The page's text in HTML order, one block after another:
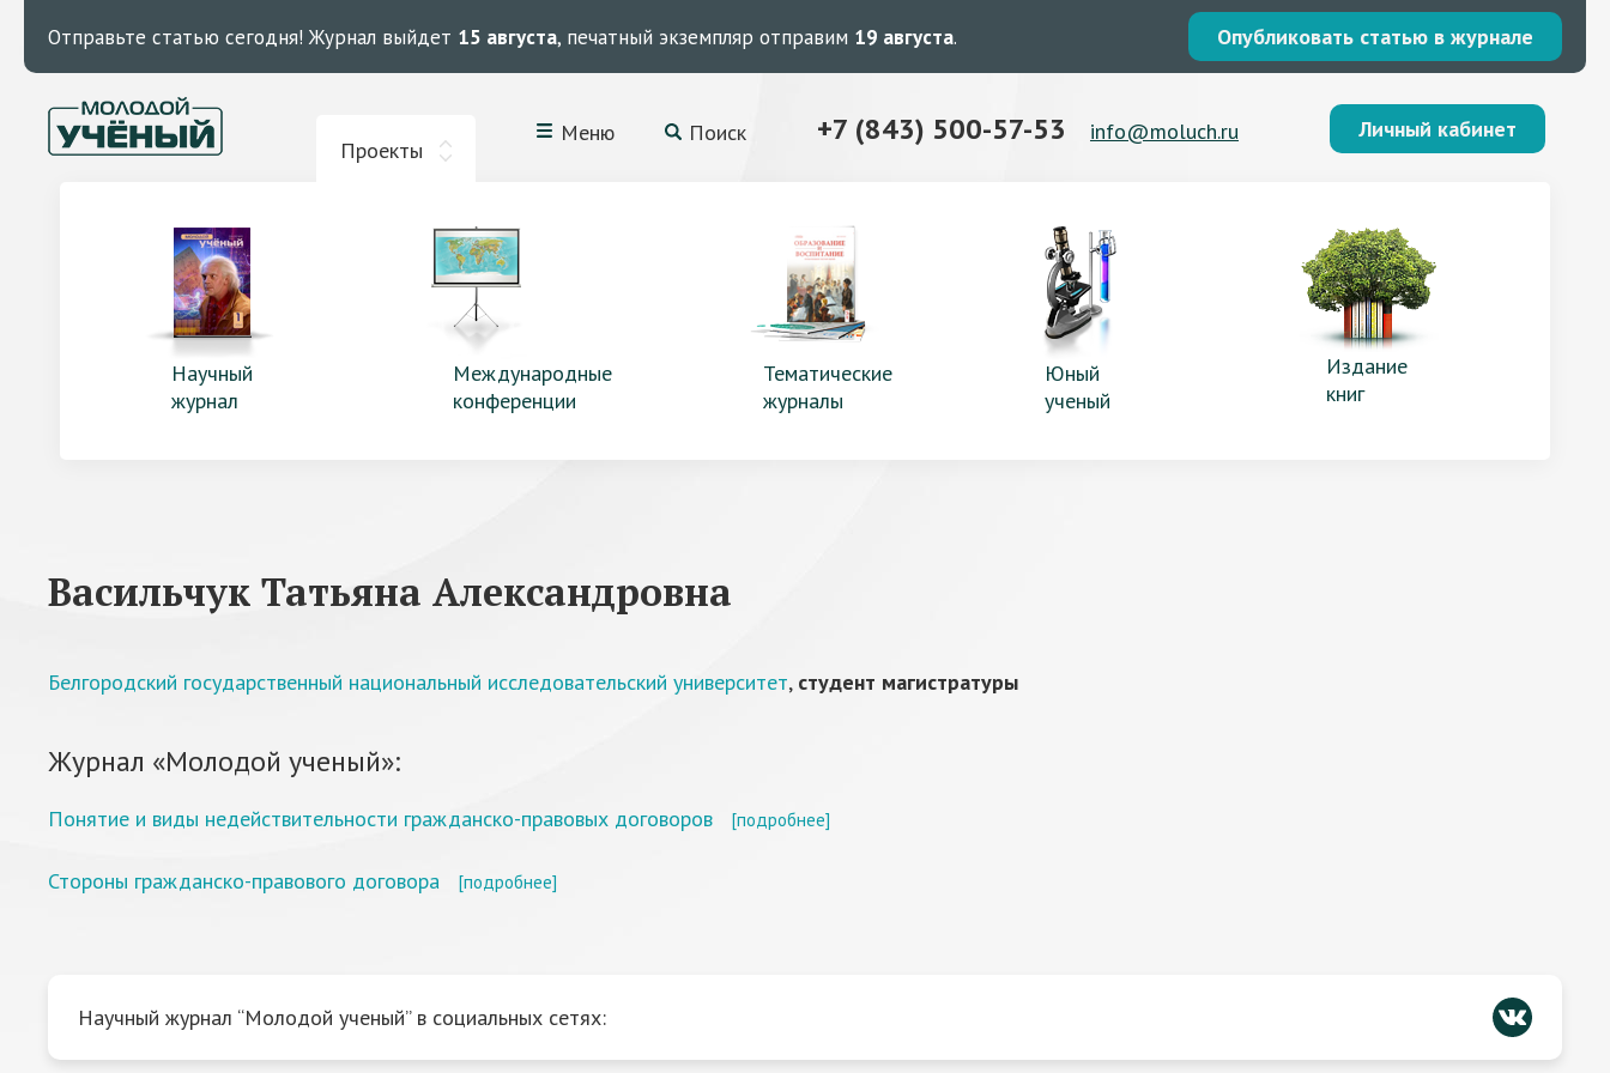
Отправьте статью сегодня! Журнал выйдет 15 августа, печатный экземпляр отправим 19 августа. Опубликовать статью в журнале
Проекты
Меню Поиск +7 (843) 500-57-53 info@moluch.ru Личный кабинет
Научный
журнал
Международные
конференции
Тематические
журналы
Юный
ученый
Издание
книг
Васильчук Татьяна Александровна
Белгородский государственный национальный исследовательский университет, студент магистратуры
Журнал «Молодой ученый»:
Понятие и виды недействительности гражданско-правовых договоров [подробнее]
Стороны гражданско-правового договора [подробнее]
Научный журнал “Молодой ученый” в социальных сетях: